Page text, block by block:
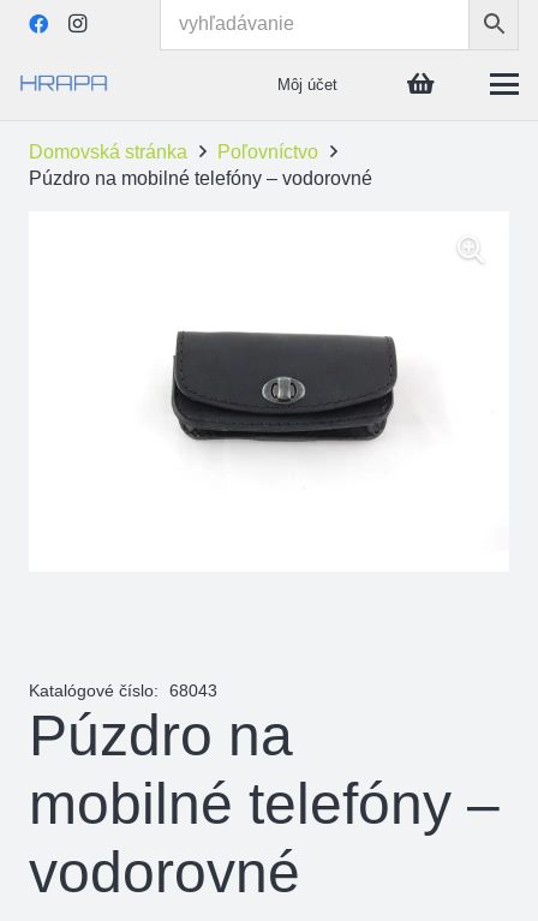
Môj účet
Domovská stránka
Poľovníctvo
Púzdro na mobilné telefóny – vodorovné
Katalógové číslo: 68043
Púzdro na
mobilné telefóny –
vodorovné